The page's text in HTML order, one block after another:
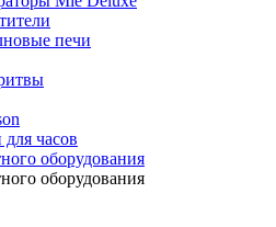
печи
часов
оборудования
оборудования